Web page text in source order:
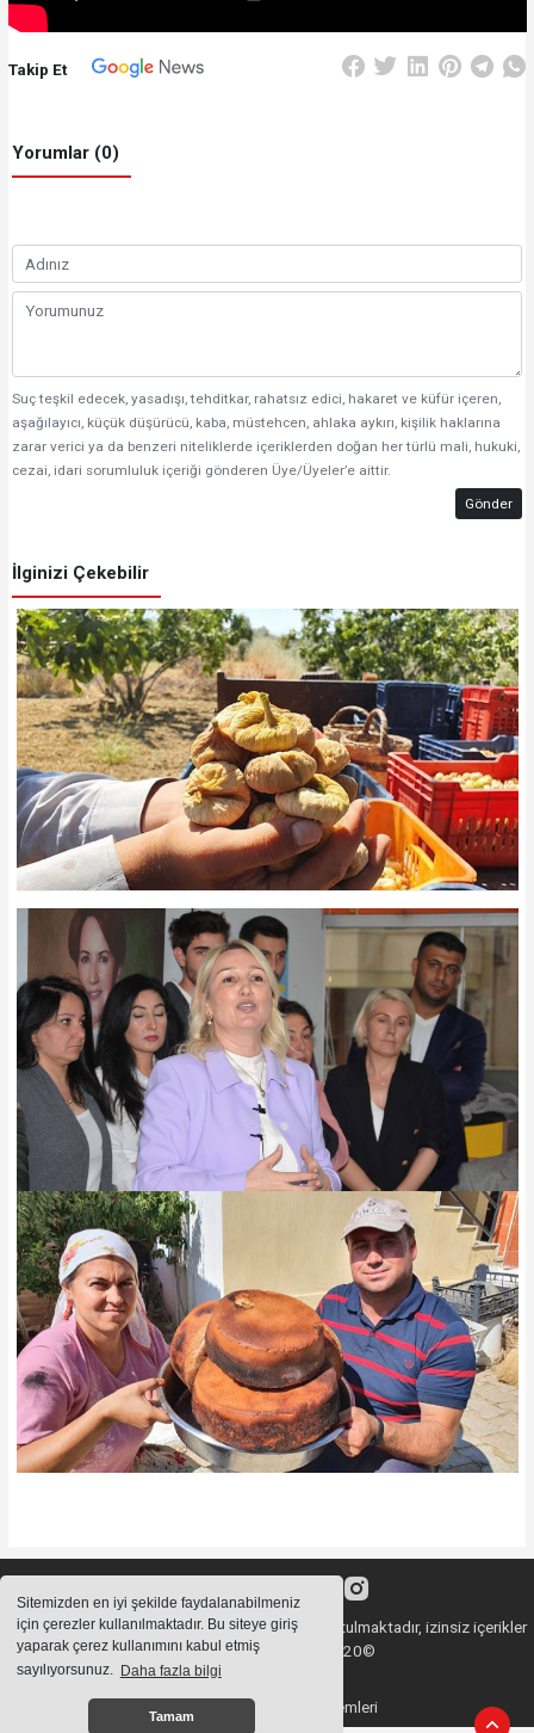
Sitemizden en iyi şekilde faydalanabilmeniz
için çerezler kullanılmaktadır. Bu siteye giriş
yaparak çerez kullanımını kabul etmiş
sayılıyorsunuz. Daha fazla bilgi
Tamam
Takip Et
Yorumlar (0)
Suç teşkil edecek, yasadışı, tehditkar, rahatsız edici, hakaret ve küfür içeren,
aşağılayıcı, küçük düşürücü, kaba, müstehcen, ahlaka aykırı, kişilik haklarına
zarar verici ya da benzeri niteliklerde içeriklerden doğan her türlü mali, hukuki,
cezai, idari sorumluluk içeriği gönderen Üye/Üyeler’e aittir.
Gönder
İlginizi Çekebilir
Sitemizde bulunan içeriklerin tüm hakları saklı tutulmaktadır, izinsiz içerikler
kullanılamaz. Copyright 2020©
Haber Yazılımı: Haber Sistemleri